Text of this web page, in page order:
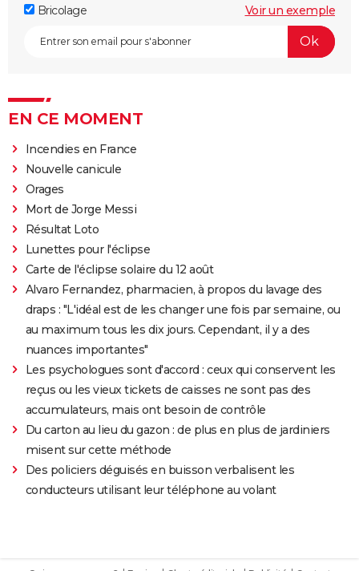
Bricolage
Voir un exemple
EN CE MOMENT
Incendies en France
Nouvelle canicule
Orages
Mort de Jorge Messi
Résultat Loto
Lunettes pour l'éclipse
Carte de l'éclipse solaire du 12 août
Alvaro Fernandez, pharmacien, à propos du lavage des
draps : "L'idéal est de les changer une fois par semaine, ou
au maximum tous les dix jours. Cependant, il y a des
nuances importantes"
Les psychologues sont d'accord : ceux qui conservent les
reçus ou les vieux tickets de caisses ne sont pas des
accumulateurs, mais ont besoin de contrôle
Du carton au lieu du gazon : de plus en plus de jardiniers
misent sur cette méthode
Des policiers déguisés en buisson verbalisent les
conducteurs utilisant leur téléphone au volant